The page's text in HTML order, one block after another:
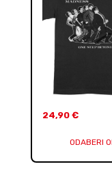
24,90 €
ODABERI